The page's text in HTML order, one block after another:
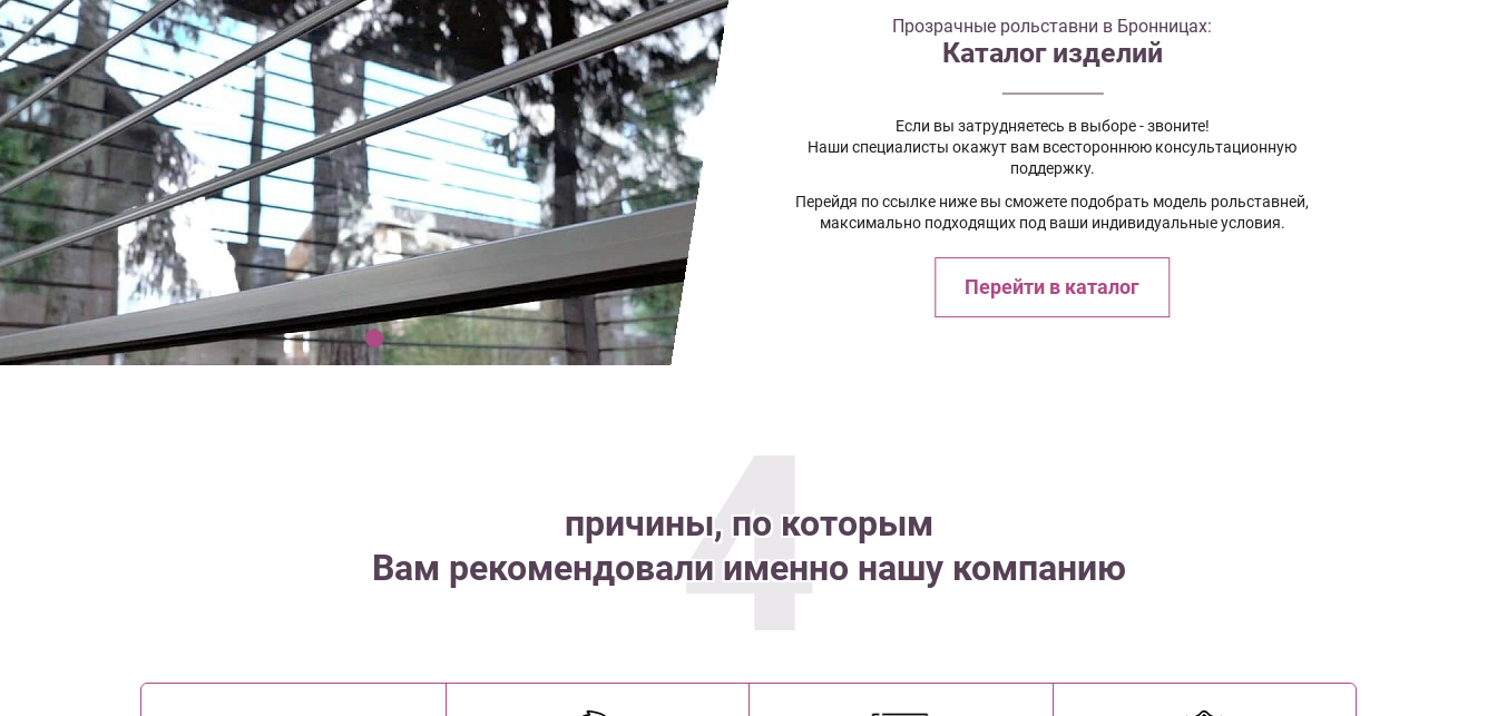
Прозрачные рольставни в Бронницах:
Каталог изделий
Если вы затрудняетесь в выборе - звоните!
Наши специалисты окажут вам всестороннюю консультационную
поддержку.
Перейдя по ссылке ниже вы сможете подобрать модель рольставней,
максимально подходящих под ваши индивидуальные условия.
Перейти в каталог
4
причины, по которым
Вам рекомендовали именно нашу компанию